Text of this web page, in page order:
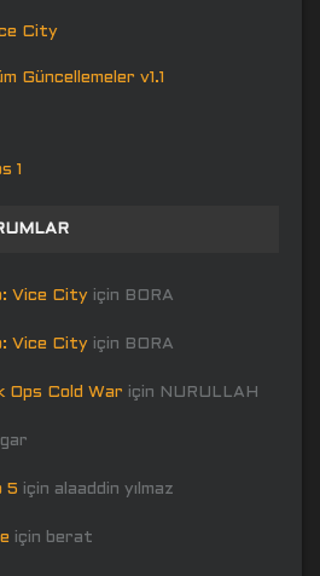
City
Güncellemeler v1.1
1
Vice City için BORA
Vice City için BORA
Ops Cold War için NURULLAH
5 için alaaddin yılmaz
için berat